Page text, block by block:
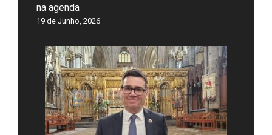
na agenda
19 de Junho, 2026